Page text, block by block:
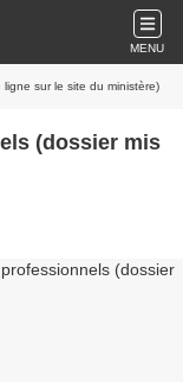
MENU
sur le site du ministère)
(dossier mis